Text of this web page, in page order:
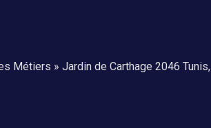
Métiers » Jardin de Carthage 2046 Tunis,